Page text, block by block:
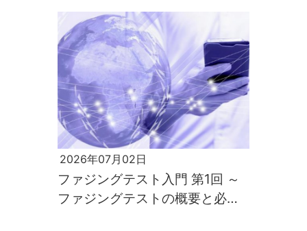
2026年07月02日
ファジングテスト入門 第1回 ～
ファジングテストの概要と必要